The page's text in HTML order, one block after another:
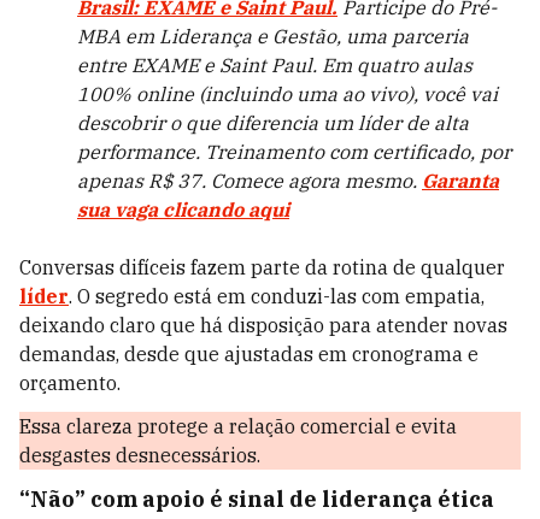
Brasil: EXAME e Saint Paul. Participe do Pré-
MBA em Liderança e Gestão, uma parceria
entre EXAME e Saint Paul. Em quatro aulas
100% online (incluindo uma ao vivo), você vai
descobrir o que diferencia um líder de alta
performance. Treinamento com certificado, por
apenas R$ 37. Comece agora mesmo. Garanta
sua vaga clicando aqui
Conversas difíceis fazem parte da rotina de qualquer
líder. O segredo está em conduzi-las com empatia,
deixando claro que há disposição para atender novas
demandas, desde que ajustadas em cronograma e
orçamento.
Essa clareza protege a relação comercial e evita
desgastes desnecessários.
“Não” com apoio é sinal de liderança ética